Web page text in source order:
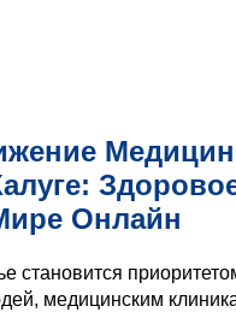
Онлайн
становится
медицинским